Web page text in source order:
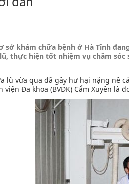
sở khám chữa bệnh ở Hà Tĩnh
thực hiện tốt nhiệm vụ chăm sóc
lũ vừa qua đã gây hư hại nặng nề
viện Đa khoa (BVĐK) Cẩm Xuyên là